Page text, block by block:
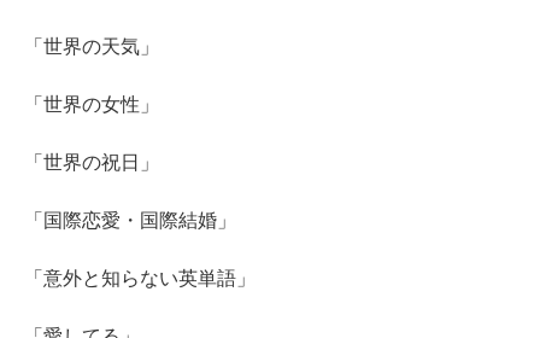
「世界の天気」
「世界の女性」
「世界の祝日」
「国際恋愛・国際結婚」
「意外と知らない英単語」